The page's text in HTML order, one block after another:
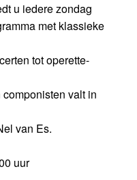
u iedere zondag
met klassieke
tot operette-
valt in
van Es.
uur